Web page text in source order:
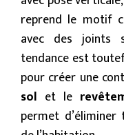
reprend le motif
avec des joints
tendance est
pour créer une
sol et le
permet